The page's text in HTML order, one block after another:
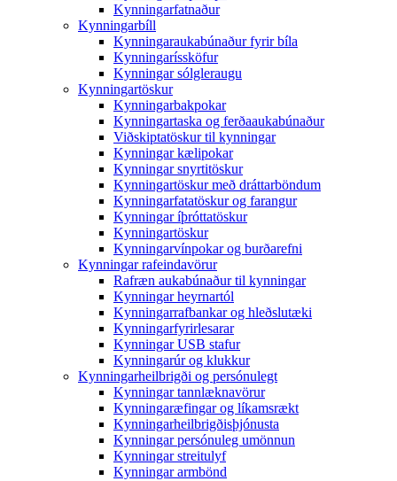
Kynningarfatnaður
Kynningarbíll
Kynningaraukabúnaður fyrir bíla
Kynningaríssköfur
Kynningar sólgleraugu
Kynningartöskur
Kynningarbakpokar
Kynningartaska og ferðaaukabúnaður
Viðskiptatöskur til kynningar
Kynningar kælipokar
Kynningar snyrtitöskur
Kynningartöskur með dráttarböndum
Kynningarfatatöskur og farangur
Kynningar íþróttatöskur
Kynningartöskur
Kynningarvínpokar og burðarefni
Kynningar rafeindavörur
Rafræn aukabúnaður til kynningar
Kynningar heyrnartól
Kynningarrafbankar og hleðslutæki
Kynningarfyrirlesarar
Kynningar USB stafur
Kynningarúr og klukkur
Kynningarheilbrigði og persónulegt
Kynningar tannlæknavörur
Kynningaræfingar og líkamsrækt
Kynningarheilbrigðisþjónusta
Kynningar persónuleg umönnun
Kynningar streitulyf
Kynningar armbönd